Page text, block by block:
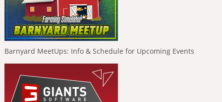
Barnyard MeetUps: Info & Schedule for Upcoming Events